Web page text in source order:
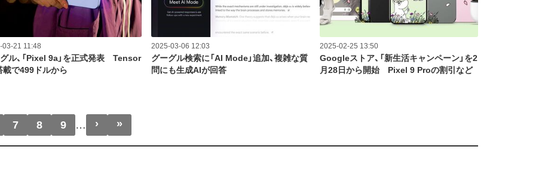
03-21 11:48
ル、「Pixel 9a」を正式発表 Tensor
載で499ドルから
2025-03-06 12:03
グーグル検索に「AI Mode」追加、複雑な質
問にも生成AIが回答
2025-02-25 13:50
Googleストア、「新生活キャンペーン」を2
月28日から開始 Pixel 9 Proの割引など
7 8 9 … › 次ページ
»最終ページ